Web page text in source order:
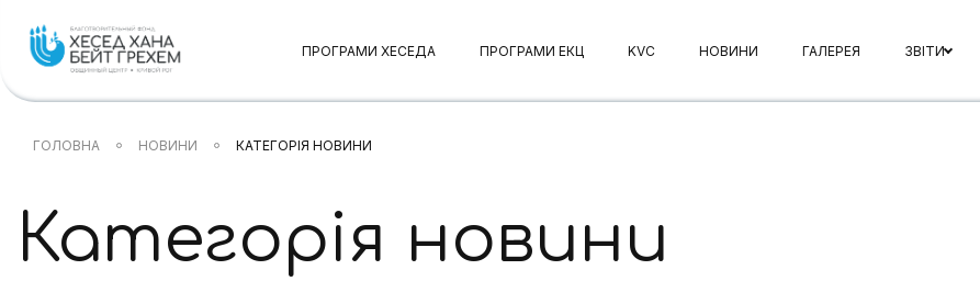
ПРОГРАМИ ХЕСЕДА ПРОГРАМИ ЕКЦ KVC НОВИНИ ГАЛЕРЕЯ ЗВІТИ
ГОЛОВНА НОВИНИ КАТЕГОРІЯ НОВИНИ
Категорія новини